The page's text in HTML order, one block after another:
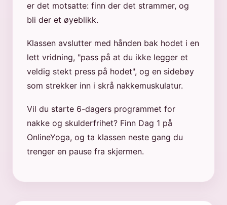
er det motsatte: finn der det strammer, og
bli der et øyeblikk.
Klassen avslutter med hånden bak hodet i en
lett vridning, "pass på at du ikke legger et
veldig stekt press på hodet", og en sidebøy
som strekker inn i skrå nakkemuskulatur.
Vil du starte 6-dagers programmet for
nakke og skulderfrihet? Finn Dag 1 på
OnlineYoga, og ta klassen neste gang du
trenger en pause fra skjermen.